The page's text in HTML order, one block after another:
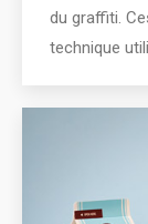
du graffiti.
technique